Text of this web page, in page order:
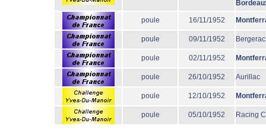
poule 16/11/1952
poule 09/11/1952 Bergerac
poule 02/11/1952
poule 26/10/1952 Aurillac
poule 12/10/1952
poule 05/10/1952 Racing